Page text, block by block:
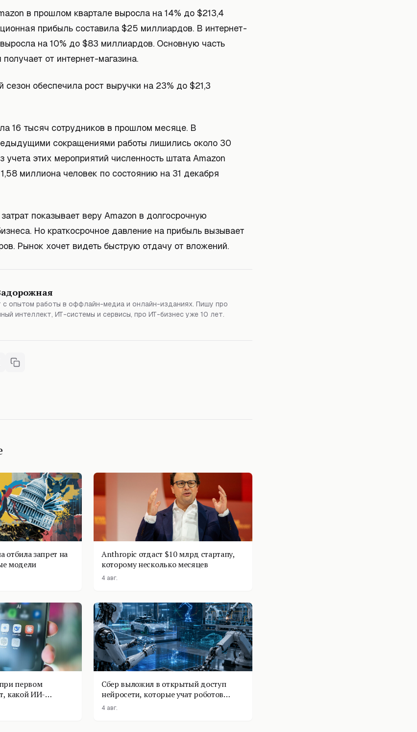
в прошлом квартале выросла на 14% до $213,4
прибыль составила $25 миллиардов. В интернет-
на 10% до $83 миллиардов. Основную часть
от интернет-магазина.
сезон обеспечила рост выручки на 23% до $21,3
16 тысяч сотрудников в прошлом месяце. В
сокращениями работы лишились около 30
учета этих мероприятий численность штата Amazon
миллиона человек по состоянию на 31 декабря
показывает веру Amazon в долгосрочную
Но краткосрочное давление на прибыль вызывает
Рынок хочет видеть быструю отдачу от вложений.
опытом работы в оффлайн-медиа и онлайн-изданиях. Пишу про
интеллект, ИТ-системы и сервисы, про ИТ-бизнес уже 10 лет.
отбила запрет на
модели
Anthropic отдаст $10 млрд стартапу,
которому несколько месяцев
4 авг.
первом
какой ИИ-
Сбер выложил в открытый доступ
нейросети, которые учат роботов
физике
4 авг.